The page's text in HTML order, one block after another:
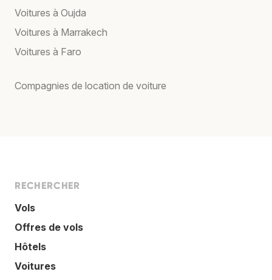
Voitures à Oujda
Voitures à Marrakech
Voitures à Faro
Compagnies de location de voiture
RECHERCHER
Vols
Offres de vols
Hôtels
Voitures